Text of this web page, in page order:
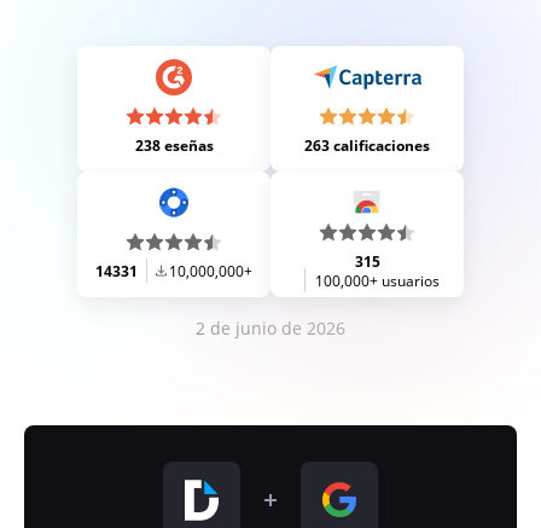
238 eseñas 263 calificaciones
14331 10,000,000+
315
100,000+ usuarios
2 de junio de 2026